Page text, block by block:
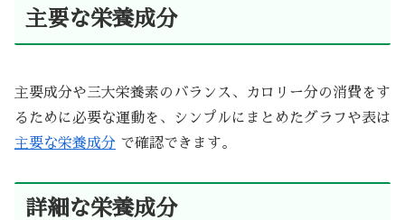
主要な栄養成分
主要成分や三大栄養素のバランス、カロリー分の消費をす
るために必要な運動を、シンプルにまとめたグラフや表は
主要な栄養成分 で確認できます。
詳細な栄養成分